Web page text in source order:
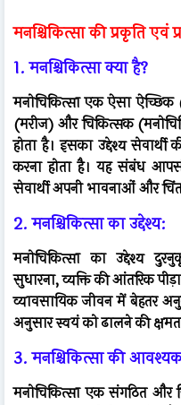
मनश्चिकित्सा की प्रकृति एवं
1. मनश्चिकित्सा क्या है?
मनोचिकित्सा एक ऐसा
(मरीज) और चिकित्सक
होता है। इसका उद्देश्य
करना होता है। यह संबंध
सेवार्थी अपनी भावनाओं और
2. मनश्चिकित्सा का उद्देश्य:
मनोचिकित्सा का उद्देश्य
सुधारना, व्यक्ति की आंतरिक
व्यावसायिक जीवन में बेहतर
अनुसार स्वयं को ढालने की
3. मनश्चिकित्सा की
मनोचिकित्सा एक संगठित और